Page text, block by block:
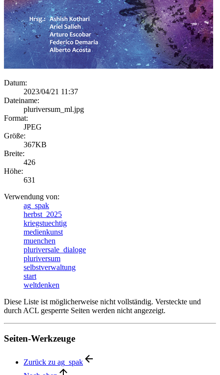
Datum:
2023/04/21 11:37
Dateiname:
pluriversum_ml.jpg
Format:
JPEG
Größe:
367KB
Breite:
426
Höhe:
631
Verwendung von:
ag_spak
herbst_2025
kriegstuechtig
medienkunst
muenchen
pluriversale_dialoge
pluriversum
selbstverwaltung
start
weltdenken
Diese Liste ist möglicherweise nicht vollständig. Versteckte und
durch ACL gesperrte Seiten werden nicht angezeigt.
Seiten-Werkzeuge
Zurück zu ag_spak